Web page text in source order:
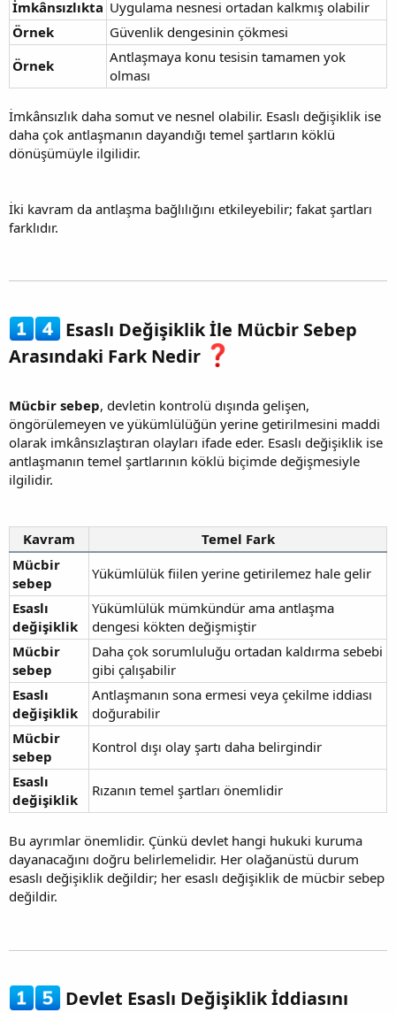
İmkânsızlıkta Uygulama nesnesi ortadan kalkmış olabilir
Örnek
Güvenlik dengesinin çökmesi
Örnek
Antlaşmaya konu tesisin tamamen yok
olması
İmkânsızlık daha somut ve nesnel olabilir. Esaslı değişiklik ise
daha çok antlaşmanın dayandığı temel şartların köklü
dönüşümüyle ilgilidir.
İki kavram da antlaşma bağlılığını etkileyebilir; fakat şartları
farklıdır.
Esaslı Değişiklik İle Mücbir Sebep
Arasındaki Fark Nedir
Mücbir sebep, devletin kontrolü dışında gelişen,
öngörülemeyen ve yükümlülüğün yerine getirilmesini maddi
olarak imkânsızlaştıran olayları ifade eder. Esaslı değişiklik ise
antlaşmanın temel şartlarının köklü biçimde değişmesiyle
ilgilidir.
Kavram
Temel Fark
Mücbir
sebep
Yükümlülük fiilen yerine getirilemez hale gelir
Esaslı
değişiklik
Yükümlülük mümkündür ama antlaşma
dengesi kökten değişmiştir
Mücbir
sebep
Daha çok sorumluluğu ortadan kaldırma sebebi
gibi çalışabilir
Esaslı
değişiklik
Antlaşmanın sona ermesi veya çekilme iddiası
doğurabilir
Mücbir
sebep
Kontrol dışı olay şartı daha belirgindir
Esaslı
değişiklik
Rızanın temel şartları önemlidir
Bu ayrımlar önemlidir. Çünkü devlet hangi hukuki kuruma
dayanacağını doğru belirlemelidir. Her olağanüstü durum
esaslı değişiklik değildir; her esaslı değişiklik de mücbir sebep
değildir.
Devlet Esaslı Değişiklik İddiasını